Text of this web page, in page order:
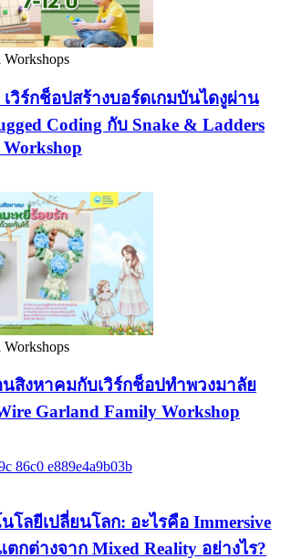
เวิร์กช็อปสร้างบอร์ดเกมบันไดงูผ่าน
Coding กับ Snake & Ladders
สิงหาคมกับเวิร์กช็อปทำพวงมาลัย
Garland Family Workshop
โลยีเปลี่ยนโลก: อะไรคือ Immersive
ตกต่างจาก Mixed Reality อย่างไร?